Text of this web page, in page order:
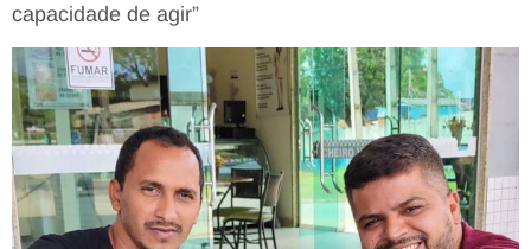
capacidade de agir”